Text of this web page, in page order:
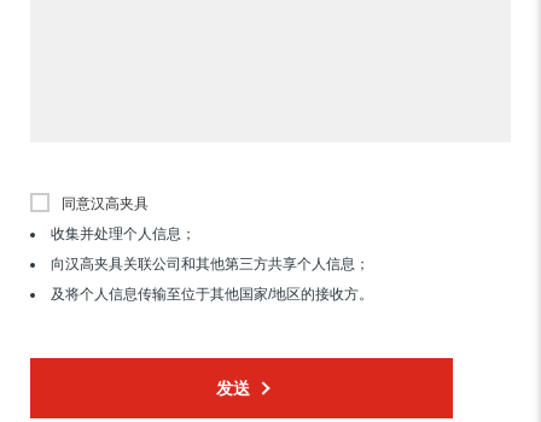
同意汉高夹具
收集并处理个人信息；
向汉高夹具关联公司和其他第三方共享个人信息；
及将个人信息传输至位于其他国家/地区的接收方。
发送